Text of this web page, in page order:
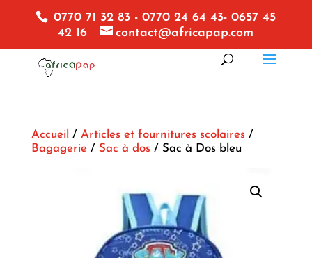
0770 71 32 83 - 0770 24 64 43- 0657 45
42 16
contact@africapap.com
Accueil / Articles et fournitures scolaires/
Bagagerie/ Sac à dos/ Sac à Dos bleu